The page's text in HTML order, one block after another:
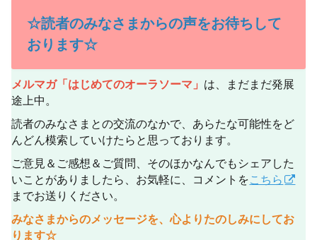
☆読者のみなさまからの声をお待ちして
おります☆
メルマガ「はじめてのオーラソーマ」 は、まだまだ発展
途上中。
読者のみなさまとの交流のなかで、あらたな可能性をど
んどん模索していけたらと思っております。
ご意見＆ご感想＆ご質問、そのほかなんでもシェアした
いことがありましたら、お気軽に、コメントをこちら
までお送りください。
みなさまからのメッセージを、心よりたのしみにしてお
ります☆